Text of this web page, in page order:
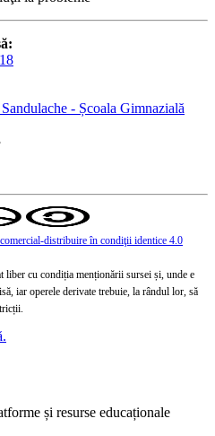
- Școala Gimnazială
distribuire în condiţii identice 4.0
cu condiția menționării sursei și, unde e
iar operele derivate trebuie, la rândul lor, să
și resurse educaționale